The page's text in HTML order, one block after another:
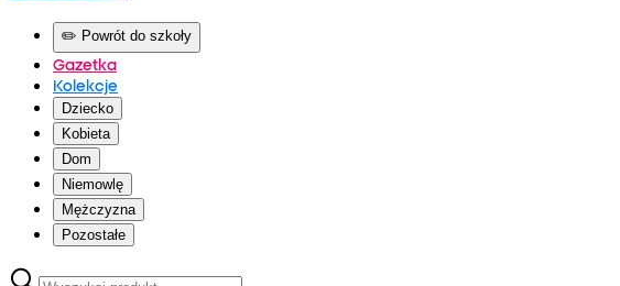
✏️ Powrót do szkoły
Gazetka
Kolekcje
Dziecko
Kobieta
Dom
Niemowlę
Mężczyzna
Pozostałe